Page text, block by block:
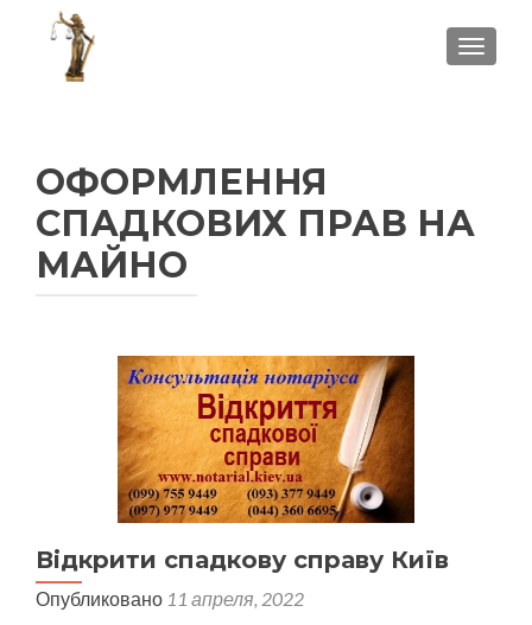
ОФОРМЛЕННЯ
СПАДКОВИХ ПРАВ НА
МАЙНО
Відкрити спадкову справу Київ
Опубликовано 11 апреля, 2022